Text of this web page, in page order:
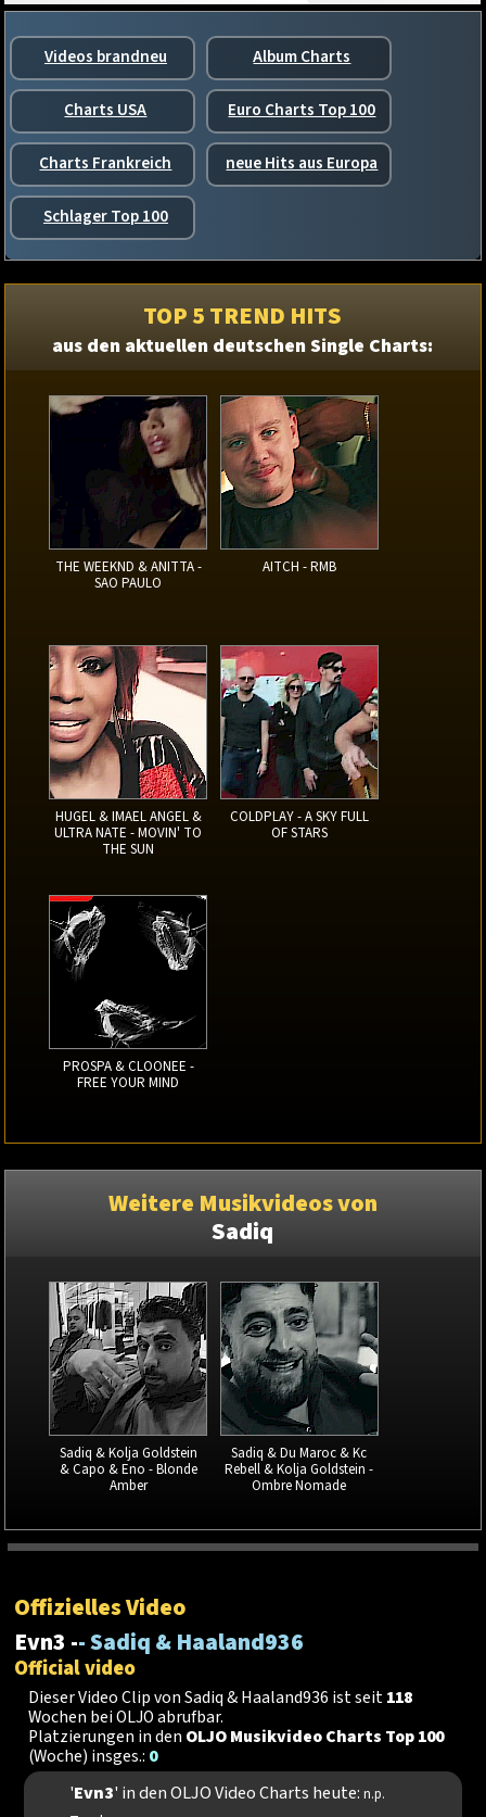
Videos brandneu Album Charts
Charts USA Euro Charts Top 100
Charts Frankreich neue Hits aus Europa
Schlager Top 100
TOP 5 TREND HITS
aus den aktuellen deutschen Single Charts:
THE WEEKND & ANITTA -
SAO PAULO
AITCH - RMB
HUGEL & IMAEL ANGEL &
ULTRA NATE - MOVIN' TO
THE SUN
COLDPLAY - A SKY FULL
OF STARS
PROSPA & CLOONEE -
FREE YOUR MIND
Weitere Musikvideos von
Sadiq
Sadiq & Kolja Goldstein
& Capo & Eno - Blonde
Amber
Sadiq & Du Maroc & Kc
Rebell & Kolja Goldstein -
Ombre Nomade
Offizielles Video
Evn3 -- Sadiq & Haaland936
Official video
Dieser Video Clip von Sadiq & Haaland936 ist seit118
Wochen bei OLJO abrufbar.
Platzierungen in den OLJO Musikvideo Charts Top 100
(Woche) insges.: 0
'Evn3' in den OLJO Video Charts heute: n.p.